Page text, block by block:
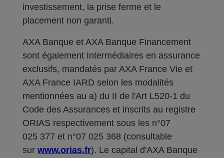
investissement, la prise ferme et le
placement non garanti.
AXA Banque et AXA Banque Financement
sont également Intermédiaires en assurance
exclusifs, mandatés par AXA France Vie et
AXA France IARD selon les modalités
mentionnées au a) du II de l'Art L520-1 du
Code des Assurances et inscrits au registre
ORIAS respectivement sous les n°07
025 377 et n°07 025 368 (consultable
sur www.orias.fr). Le capital d'AXA Banque